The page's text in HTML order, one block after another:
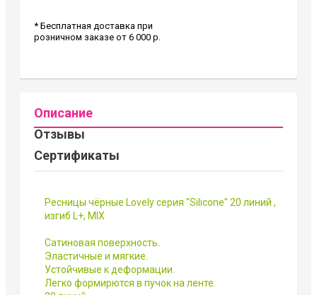
* Бесплатная доставка при
розничном заказе от 6 000 р.
Описание
Отзывы
Сертификаты
Ресницы чёрные Lovely серия "Silicone" 20 линий ,
изгиб L+, MIX
Сатиновая поверхность.
Эластичные и мягкие.
Устойчивые к деформации.
Легко формирются в пучок на ленте.